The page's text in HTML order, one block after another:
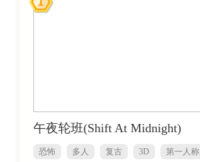
午夜轮班(Shift At Midnight)
恐怖 多人 复古 3D 第一人称